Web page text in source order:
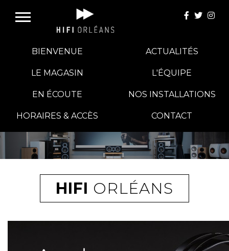
E-BOUTIQUE
HIFI GROUP
BIENVENUE ACTUALITÉS
LE MAGASIN L'ÉQUIPE
EN ÉCOUTE NOS INSTALLATIONS
HORAIRES & ACCÈS CONTACT
HIFI ORLÉANS